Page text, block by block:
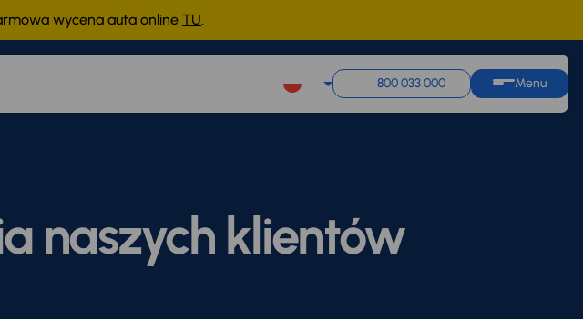
wycena auta online TU.
800 033 000 Menu
naszych klientów